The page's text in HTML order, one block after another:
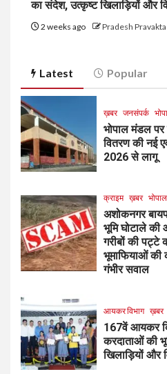
का संदेश, उत्कृष्ट खिलाड़ियों और
2 weeks ago Pradesh Pravakta
Latest Popular
ख़बर जनसंपर्क
भोपाल मंडल
वितरण की नई
2026 से लागू
क्राइम ख़बर भोपाल
अशोकनगर
भूमि घोटाले
गरीबों की पट्टे
भूमाफियाओं की
गंभीर सवाल
आयकर विभाग ख़बर
167वें आयकर
करदाताओं की
खिलाड़ियों और